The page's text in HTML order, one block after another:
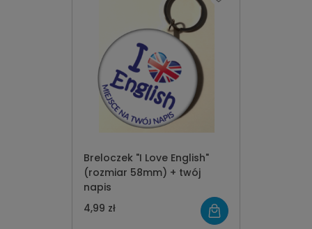
Breloczek "I Love English"
(rozmiar 58mm) + twój
napis
4,99 zł